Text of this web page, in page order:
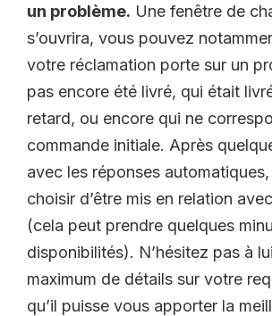
un problème. Une fenêtre de
s’ouvrira, vous pouvez
votre réclamation porte sur un
pas encore été livré, qui était
retard, ou encore qui ne
commande initiale. Après
avec les réponses
choisir d’être mis en relation
(cela peut prendre quelques
disponibilités). N’hésitez pas à
maximum de détails sur votre
qu’il puisse vous apporter la